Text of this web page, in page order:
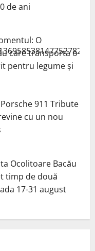
de ani
O
care transporta o
pentru legume și
911 Tribute
cu un nou
Ocolitoare Bacău
timp de două
17-31 august